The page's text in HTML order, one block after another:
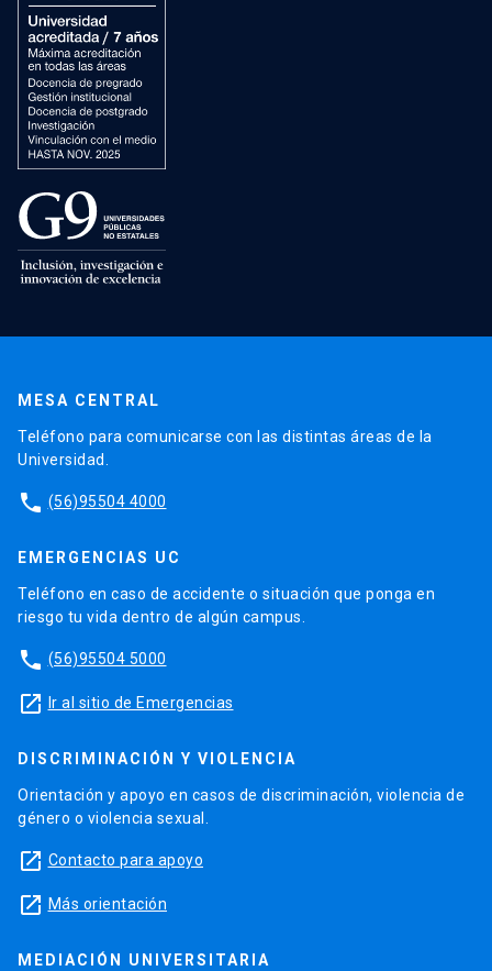
MESA CENTRAL
Teléfono para comunicarse con las distintas áreas de la
Universidad.
phone (56)95504 4000
EMERGENCIAS UC
Teléfono en caso de accidente o situación que ponga en
riesgo tu vida dentro de algún campus.
phone (56)95504 5000
launch Ir al sitio de Emergencias
DISCRIMINACIÓN Y VIOLENCIA
Orientación y apoyo en casos de discriminación, violencia de
género o violencia sexual.
launch Contacto para apoyo
launch Más orientación
MEDIACIÓN UNIVERSITARIA